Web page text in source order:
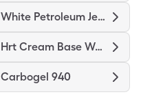
White Petroleum Jelly
Hrt Cream Base Women
Carbogel 940